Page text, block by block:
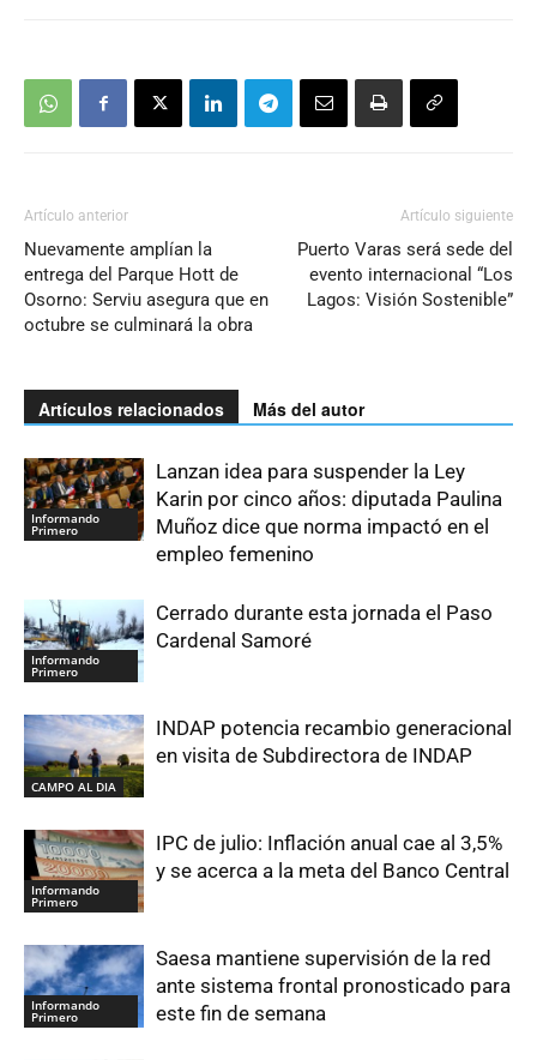
Artículo anterior
Nuevamente amplían la
entrega del Parque Hott de
Osorno: Serviu asegura que en
octubre se culminará la obra
Artículo siguiente
Puerto Varas será sede del
evento internacional “Los
Lagos: Visión Sostenible”
Artículos relacionados Más del autor
Informando
Primero
Lanzan idea para suspender la Ley
Karin por cinco años: diputada Paulina
Muñoz dice que norma impactó en el
empleo femenino
Informando
Primero
Cerrado durante esta jornada el Paso
Cardenal Samoré
CAMPO AL DIA
INDAP potencia recambio generacional
en visita de Subdirectora de INDAP
Informando
Primero
IPC de julio: Inflación anual cae al 3,5%
y se acerca a la meta del Banco Central
Informando
Primero
Saesa mantiene supervisión de la red
ante sistema frontal pronosticado para
este fin de semana